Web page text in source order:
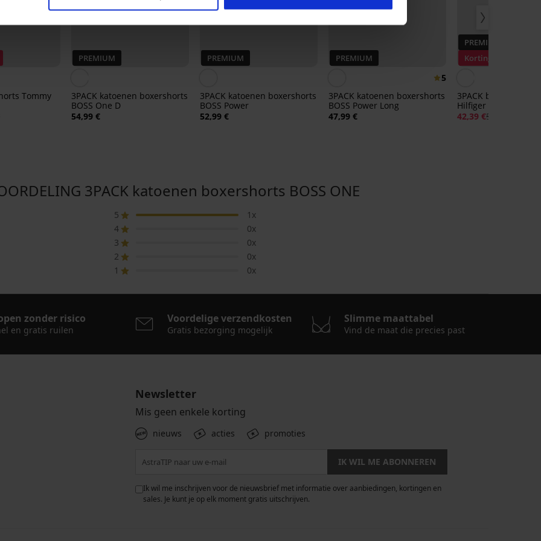
Tommy
PREMIUM
3PACK katoenen boxershorts
BOSS One D
54,99 €
PREMIUM
3PACK katoenen boxershorts
BOSS Power
52,99 €
PREMIUM
5
3PACK katoenen boxershorts
BOSS Power Long
47,99 €
PREMIUM
Korting -20%
3PACK boxershorts
Hilfiger Sustainable
42,39 €52,99 €
3PACK katoenen boxershorts BOSS ONE
5
1x
4
0x
3
0x
2
0x
1
0x
zonder risico
en gratis ruilen
Voordelige verzendkosten
Gratis bezorging mogelijk
Slimme maattabel
Vind de maat die precies past
Newsletter
Mis geen enkele korting
nieuws acties promoties
IK WIL ME ABONNEREN
Ik wil me inschrijven voor de nieuwsbrief met informatie over aanbiedingen, kortingen en
sales. Je kunt je op elk moment gratis uitschrijven.